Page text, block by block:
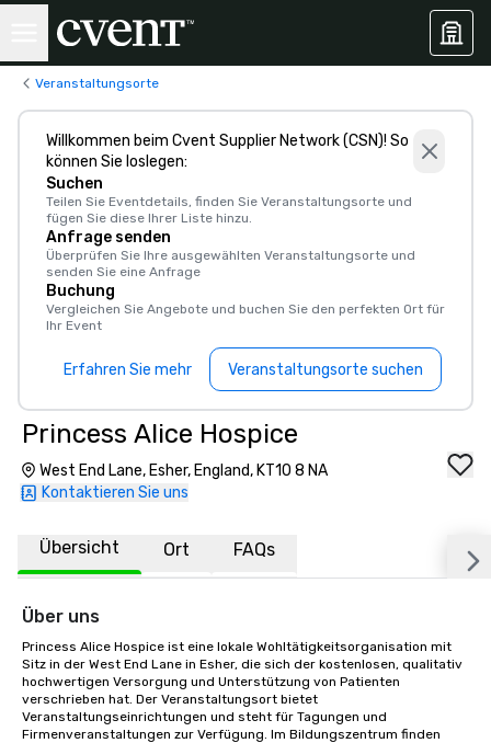
Veranstaltungsorte
Willkommen beim Cvent Supplier Network (CSN)! So
können Sie loslegen:
Suchen
Teilen Sie Eventdetails, finden Sie Veranstaltungsorte und
fügen Sie diese Ihrer Liste hinzu.
Anfrage senden
Überprüfen Sie Ihre ausgewählten Veranstaltungsorte und
senden Sie eine Anfrage
Buchung
Vergleichen Sie Angebote und buchen Sie den perfekten Ort für
Ihr Event
Erfahren Sie mehr Veranstaltungsorte suchen
Princess Alice Hospice
West End Lane, Esher, England, KT10 8 NA
Kontaktieren Sie uns
Übersicht Ort FAQs
Über uns
Princess Alice Hospice ist eine lokale Wohltätigkeitsorganisation mit
Sitz in der West End Lane in Esher, die sich der kostenlosen, qualitativ
hochwertigen Versorgung und Unterstützung von Patienten
verschrieben hat. Der Veranstaltungsort bietet
Veranstaltungseinrichtungen und steht für Tagungen und
Firmenveranstaltungen zur Verfügung. Im Bildungszentrum finden